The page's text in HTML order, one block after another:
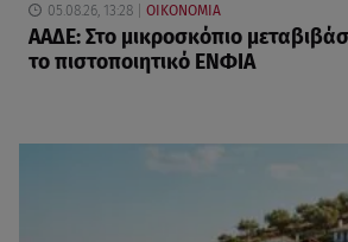
05.08.26, 13:28 ΟΙΚΟΝΟΜΙΑ
ΑΑΔΕ: Στο μικροσκόπιο
το πιστοποιητικό ΕΝΦΙΑ